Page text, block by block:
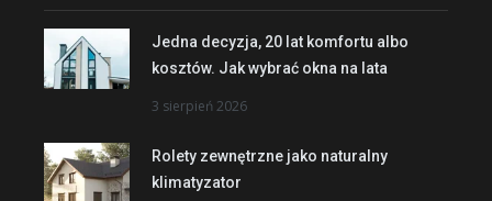
Jedna decyzja, 20 lat komfortu albo
kosztów. Jak wybrać okna na lata
3 sierpień 2026
Rolety zewnętrzne jako naturalny
klimatyzator